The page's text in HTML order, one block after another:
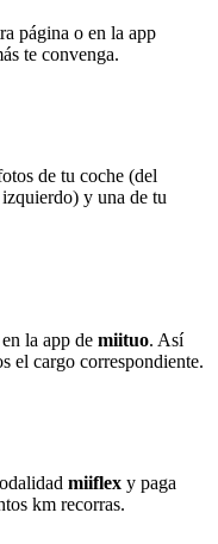
página o en la app
te convenga.
de tu coche (del
y una de tu
la app de miituo. Así
el cargo correspondiente.
miiflex y paga
km recorras.